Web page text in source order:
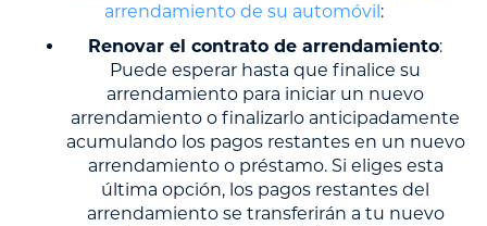
arrendamiento de su automóvil:
Renovar el contrato de arrendamiento:
Puede esperar hasta que finalice su
arrendamiento para iniciar un nuevo
arrendamiento o finalizarlo anticipadamente
acumulando los pagos restantes en un nuevo
arrendamiento o préstamo. Si eliges esta
última opción, los pagos restantes del
arrendamiento se transferirán a tu nuevo